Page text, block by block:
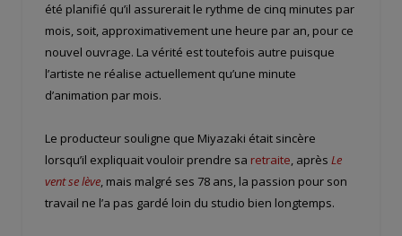
été planifié qu’il assurerait le rythme de cinq minutes par
mois, soit, approximativement une heure par an, pour ce
nouvel ouvrage. La vérité est toutefois autre puisque
l’artiste ne réalise actuellement qu’une minute
d’animation par mois.
Le producteur souligne que Miyazaki était sincère
lorsqu’il expliquait vouloir prendre sa retraite, après Le
vent se lève, mais malgré ses 78 ans, la passion pour son
travail ne l’a pas gardé loin du studio bien longtemps.